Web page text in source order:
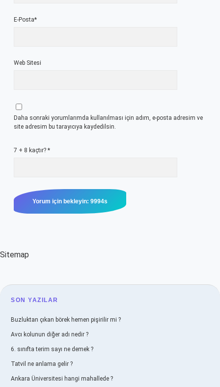
E-Posta*
Web Sitesi
Daha sonraki yorumlarımda kullanılması için adım, e-posta adresim ve
site adresim bu tarayıcıya kaydedilsin.
7 + 8 kaçtır? *
Sitemap
SIDEBAR
SON YAZILAR
Buzluktan çıkan börek hemen pişirilir mi ?
Avcı kolunun diğer adı nedir ?
6. sınıfta terim sayı ne demek ?
Tatvil ne anlama gelir ?
Ankara Üniversitesi hangi mahallede ?